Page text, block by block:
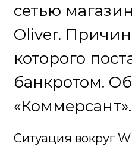
сетью
Oliver.
которого
банкротом.
«Коммерсант».
Ситуация вокруг